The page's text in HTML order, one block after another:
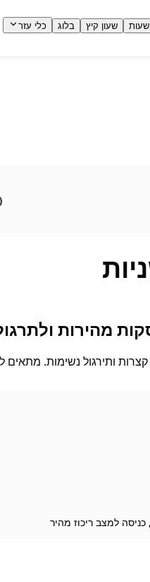
שעון קיץ בלוג
כלי עזר
מהירות
ותירגול נשימות.
למצב ריכוז מהיר